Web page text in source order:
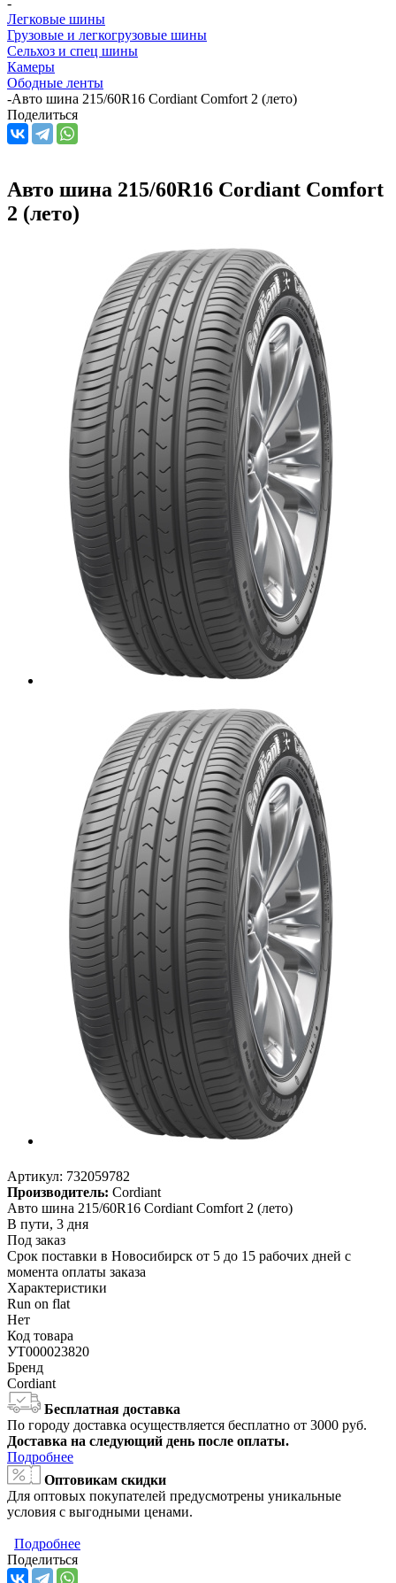
Легковые шины
Грузовые и легкогрузовые шины
Сельхоз и спец шины
Камеры
Ободные ленты
-Авто шина 215/60R16 Cordiant Comfort 2 (лето)
Поделиться
Авто шина 215/60R16 Cordiant Comfort
2 (лето)
Артикул: 732059782
Производитель: Cordiant
Авто шина 215/60R16 Cordiant Comfort 2 (лето)
В пути, 3 дня
Под заказ
Срок поставки в Новосибирск от 5 до 15 рабочих дней с
момента оплаты заказа
Характеристики
Run on flat
Нет
Код товара
УТ000023820
Бренд
Cordiant
Бесплатная доставка
По городу доставка осуществляется бесплатно от 3000 руб.
Доставка на следующий день после оплаты.
Подробнее
Оптовикам скидки
Для оптовых покупателей предусмотрены уникальные
условия с выгодными ценами.
Подробнее
Поделиться